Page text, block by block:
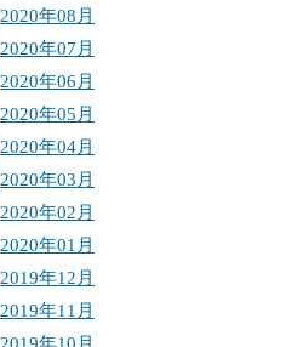
2020年08月
2020年07月
2020年06月
2020年05月
2020年04月
2020年03月
2020年02月
2020年01月
2019年12月
2019年11月
2019年10月